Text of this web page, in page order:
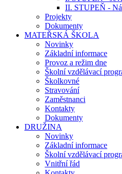
II. STUPEŇ -
Projekty
Dokumenty
MATEŘSKÁ ŠKOLA
Novinky
Základní informace
Provoz a režim dne
Školní vzdělávací
Školkovné
Stravování
Zaměstnanci
Kontakty
Dokumenty
DRUŽINA
Novinky
Základní informace
Školní vzdělávací
Vnitřní řád